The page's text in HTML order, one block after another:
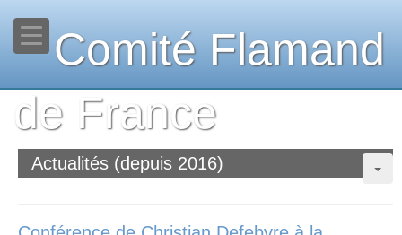
Comité Flamand
de France
Actualités (depuis 2016)